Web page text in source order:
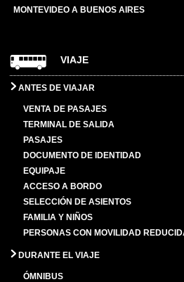
MONTEVIDEO A BUENOS AIRES
VIAJE
ANTES DE VIAJAR
VENTA DE PASAJES
TERMINAL DE SALIDA
PASAJES
DOCUMENTO DE IDENTIDAD
EQUIPAJE
ACCESO A BORDO
SELECCIÓN DE ASIENTOS
FAMILIA Y NIÑOS
PERSONAS CON MOVILIDAD
DURANTE EL VIAJE
ÓMNIBUS